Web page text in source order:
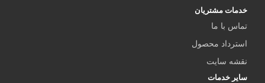
خدمات مشتریان
تماس با ما
استرداد محصول
نقشه سایت
سایر خدمات